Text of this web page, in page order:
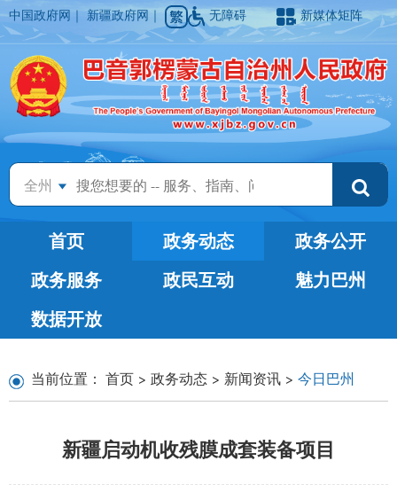
中国政府网 ｜新疆政府网 ｜ 无障碍 新媒体矩阵
全州
首页 政务动态
政务公开
政务服务
政民互动
魅力巴州
数据开放
当前位置： 首页 > 政务动态 > 新闻资讯 > 今日巴州
新疆启动机收残膜成套装备项目